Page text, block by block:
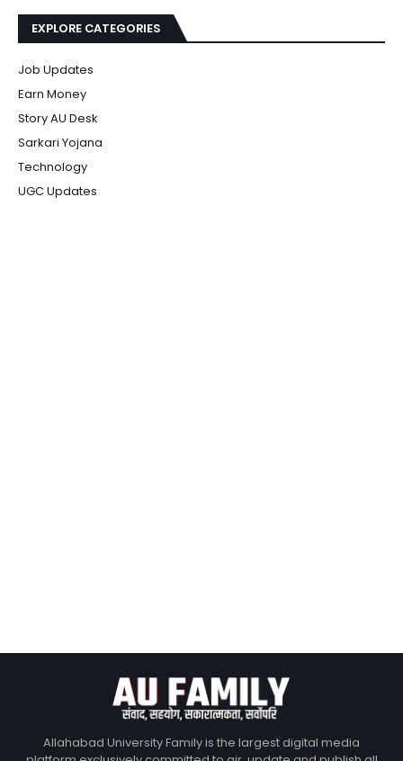
EXPLORE CATEGORIES
Job Updates
Earn Money
Story AU Desk
Sarkari Yojana
Technology
UGC Updates
Allahabad University Family is the largest digital media